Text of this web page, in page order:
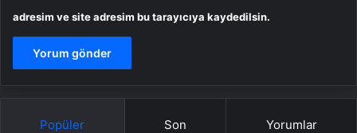
adresim ve site adresim bu tarayıcıya kaydedilsin.
Popüler Son Yorumlar